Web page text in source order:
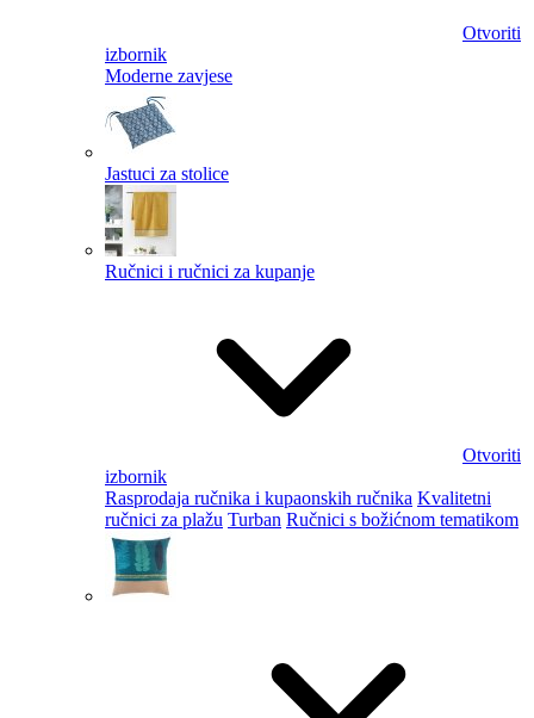
Otvoriti
izbornik
Moderne zavjese
Jastuci za stolice
Ručnici i ručnici za kupanje
Otvoriti
izbornik
Rasprodaja ručnika i kupaonskih ručnika Kvalitetni
ručnici za plažu Turban Ručnici s božićnom tematikom